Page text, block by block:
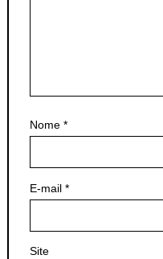
Nome *
E-mail *
Site